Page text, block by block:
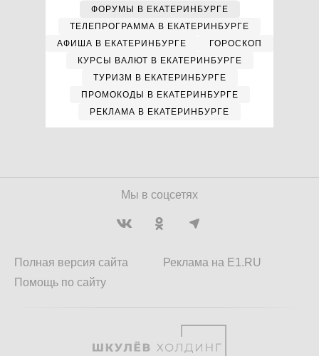
ФОРУМЫ В ЕКАТЕРИНБУРГЕ
ТЕЛЕПРОГРАММА В ЕКАТЕРИНБУРГЕ
АФИША В ЕКАТЕРИНБУРГЕ
ГОРОСКОП
КУРСЫ ВАЛЮТ В ЕКАТЕРИНБУРГЕ
ТУРИЗМ В ЕКАТЕРИНБУРГЕ
ПРОМОКОДЫ В ЕКАТЕРИНБУРГЕ
РЕКЛАМА В ЕКАТЕРИНБУРГЕ
Мы в соцсетях
Полная версия сайта
Помощь по сайту
Реклама на E1.RU